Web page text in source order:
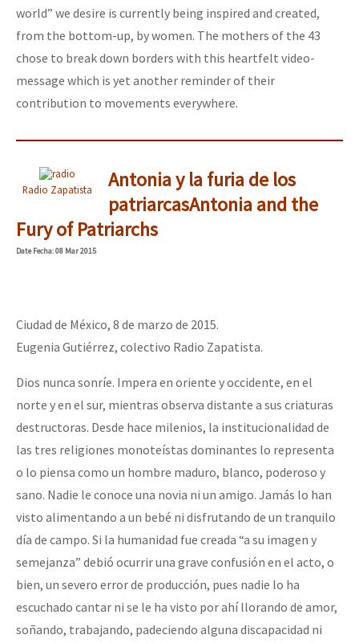
world” we desire is currently being inspired and created,
from the bottom-up, by women. The mothers of the 43
chose to break down borders with this heartfelt video-
message which is yet another reminder of their
contribution to movements everywhere.
Radio Zapatista
Antonia y la furia de los
patriarcasAntonia and the
Fury of Patriarchs
DateFecha: 08 Mar 2015
Ciudad de México, 8 de marzo de 2015.
Eugenia Gutiérrez, colectivo Radio Zapatista.
Dios nunca sonríe. Impera en oriente y occidente, en el
norte y en el sur, mientras observa distante a sus criaturas
destructoras. Desde hace milenios, la institucionalidad de
las tres religiones monoteístas dominantes lo representa
o lo piensa como un hombre maduro, blanco, poderoso y
sano. Nadie le conoce una novia ni un amigo. Jamás lo han
visto alimentando a un bebé ni disfrutando de un tranquilo
día de campo. Si la humanidad fue creada “a su imagen y
semejanza” debió ocurrir una grave confusión en el acto, o
bien, un severo error de producción, pues nadie lo ha
escuchado cantar ni se le ha visto por ahí llorando de amor,
soñando, trabajando, padeciendo alguna discapacidad ni